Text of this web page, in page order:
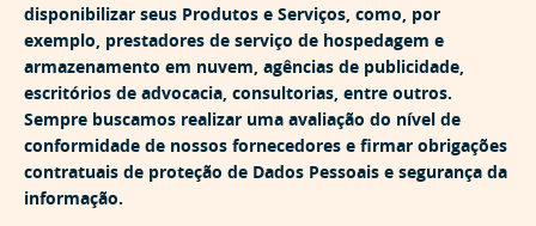
disponibilizar seus Produtos e Serviços, como, por
exemplo, prestadores de serviço de hospedagem e
armazenamento em nuvem, agências de publicidade,
escritórios de advocacia, consultorias, entre outros.
Sempre buscamos realizar uma avaliação do nível de
conformidade de nossos fornecedores e firmar obrigações
contratuais de proteção de Dados Pessoais e segurança da
informação.